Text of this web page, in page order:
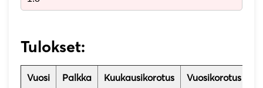
Tulokset:
Vuosi Palkka Kuukausikorotus Vuosikorotus